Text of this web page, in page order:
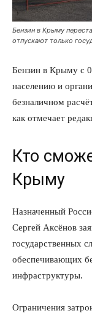
Бензин в Крыму
отпускают только
Бензин в Крыму с
населению и
безналичном
как отмечает
Кто
Крыму
Назначенный
Сергей Аксёнов
государственных
обеспечивающих
инфраструктуры.
Ограничения